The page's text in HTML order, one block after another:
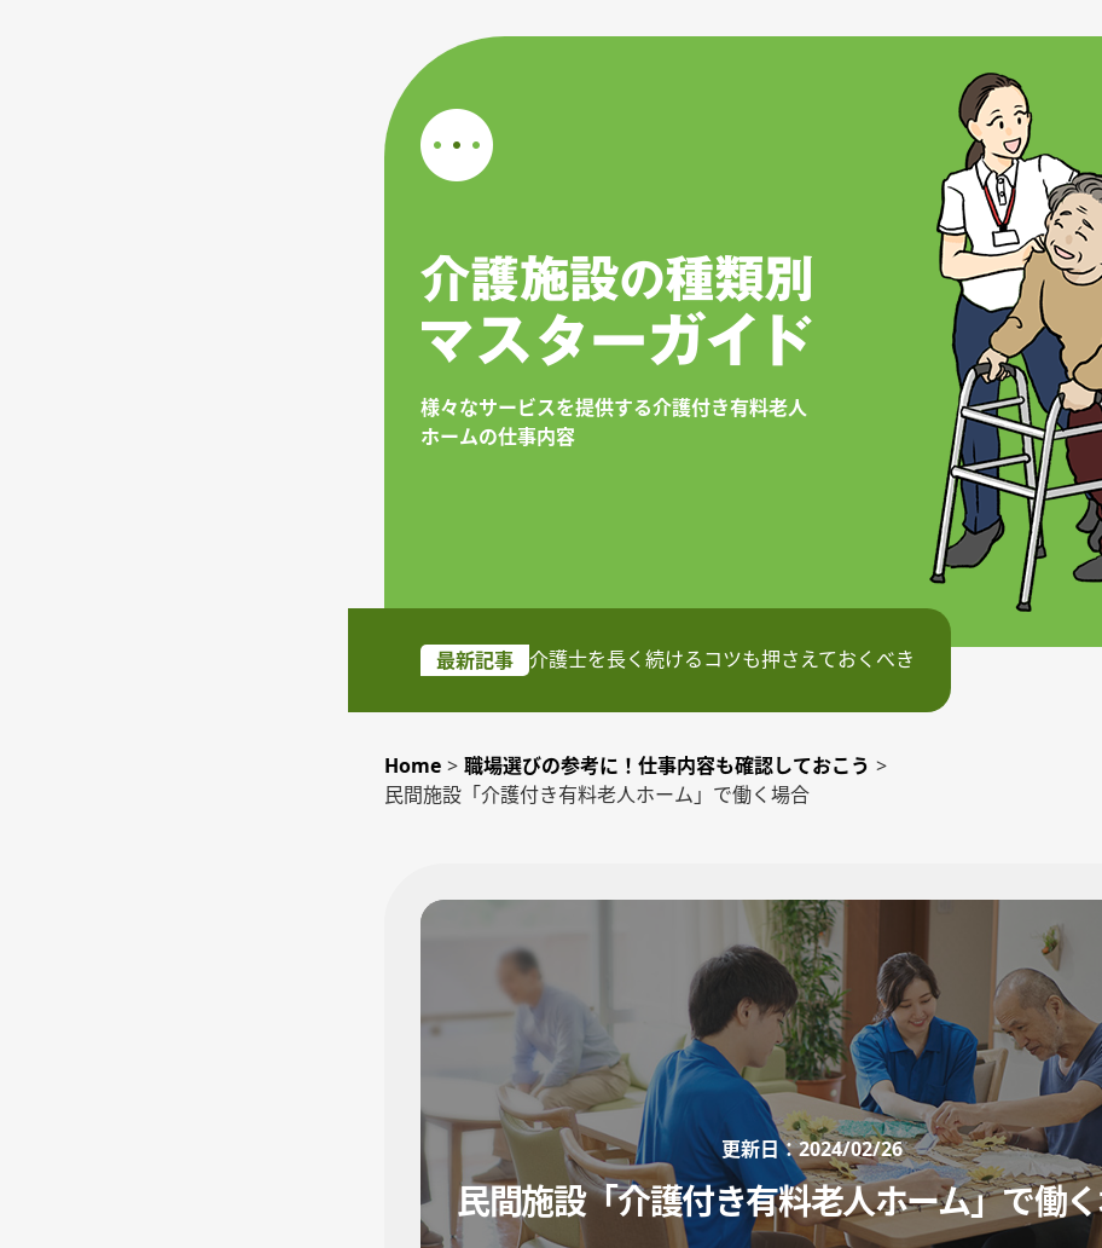
様々なサービスを提供する介護付き有料老人
ホームの仕事内容
最新記事 介護士を長く続けるコツも押さえておくべき
Home > 職場選びの参考に！仕事内容も確認しておこう >
民間施設「介護付き有料老人ホーム」で働く場合
更新日：2024/02/26
民間施設「介護付き有料老人ホーム」で働